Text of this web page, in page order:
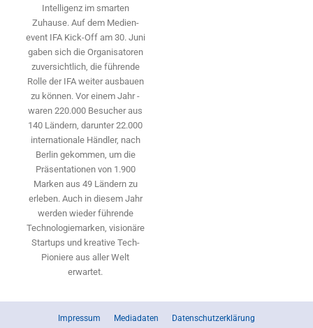
Intelligenz im smarten
Zuhause. Auf dem Medien­
event IFA Kick-Off am 30. Juni
gaben sich die Organisatoren
zuversichtlich, die führende
Rolle der IFA weiter ausbauen
zu können. Vor einem Jahr ­
waren 220.000 Besucher aus
140 ­Ländern, ­darunter 22.000
internationale Händler, nach
Berlin gekommen, um die
Präsen­tationen von 1.900
Marken aus 49 Ländern zu
erleben. Auch in diesem Jahr
werden wieder führende
Technologiemarken, visionäre
Startups und ­kreative Tech-
Pioniere aus aller Welt
erwartet.
Impressum Mediadaten Datenschutzerklärung